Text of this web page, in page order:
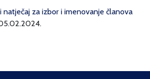
natječaj za izbor i imenovanje članova